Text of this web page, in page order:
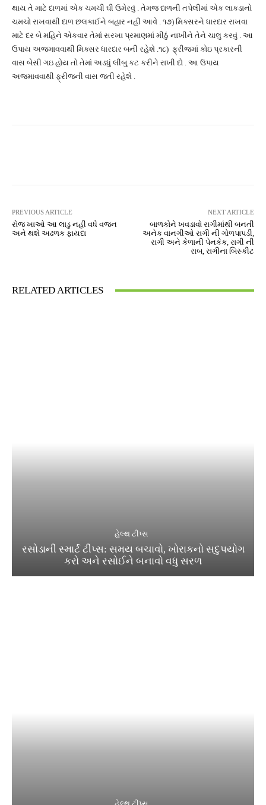
થાય તે માટે દાળમાં એક ચમચી ઘી ઉમેરવું . તેમજ દાળની તપેલીમાં એક લાકડાનો
ચમચો રાખવાથી દાળ છલકાઈને બહાર નહીં આવે . ૧૭) મિક્સરને ધારદાર રાખવા
માટે દર બે મહિને એકવાર તેમાં સરખા પ્રમાણમાં મીઠું નાખીને તેને ચાલુ કરવું . આ
ઉપાય અજમાવવાથી મિક્સર ધારદાર બની રહેશે .૧૮) ફ્રીજમાં કોઇ પ્રકારની
વાસ બેસી ગઇ હોય તો તેમાં અડધું લીંબુ કટ કરીને રાખી દો . આ ઉપાય
અજમાવવાથી ફ્રીજની વાસ જતી રહેશે .
PREVIOUS ARTICLE
રોજ ખાઓ આ લાડુ નહી વધે વજન
અને થશે અઢળક ફાયદા
NEXT ARTICLE
બાળકોને ખવડાવો રાગીમાંથી બનતી
અનેક વાનગીઓ રાગી ની ગોળપાપડી,
રાગી અને કેળાની પેનકેક, રાગી ની
રાબ, રાગીના બિસ્કીટ
RELATED ARTICLES
હેલ્થ ટીપ્સ
રસોડાની સ્માર્ટ ટીપ્સ: સમય બચાવો, ખોરાકનો સદુપયોગ
કરો અને રસોઈને બનાવો વધુ સરળ